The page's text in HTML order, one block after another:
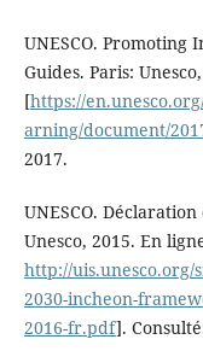
UNESCO. Promoting
Guides. Paris:
[https://
arning/document/
2017.
UNESCO.
Unesco, 2015. En
http://uis.unesco.org/
2030-incheon-
2016-fr.pdf].